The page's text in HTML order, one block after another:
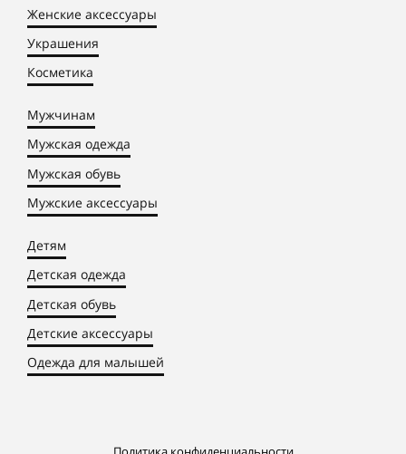
Женские аксессуары
Украшения
Косметика
Мужчинам
Мужская одежда
Мужская обувь
Мужские аксессуары
Детям
Детская одежда
Детская обувь
Детские аксессуары
Одежда для малышей